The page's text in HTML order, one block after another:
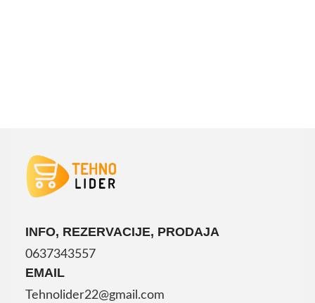
INFO, REZERVACIJE, PRODAJA
0637343557
EMAIL
Tehnolider22@gmail.com